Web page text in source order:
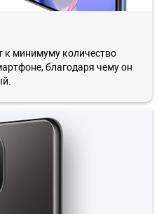
к минимуму количество
благодаря чему он